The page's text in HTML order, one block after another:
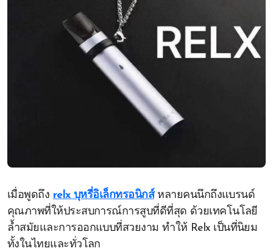
เมื่อพูดถึง relx บุหรี่อิเล็กทรอนิกส์หลายคนนึกถึงแบรนด์
คุณภาพที่ให้ประสบการณ์การสูบที่ดีที่สุด ด้วยเทคโนโลยี
ล้ำสมัยและการออกแบบที่สวยงาม ทำให้ Relx เป็นที่นิยม
ทั้งในไทยและทั่วโลก